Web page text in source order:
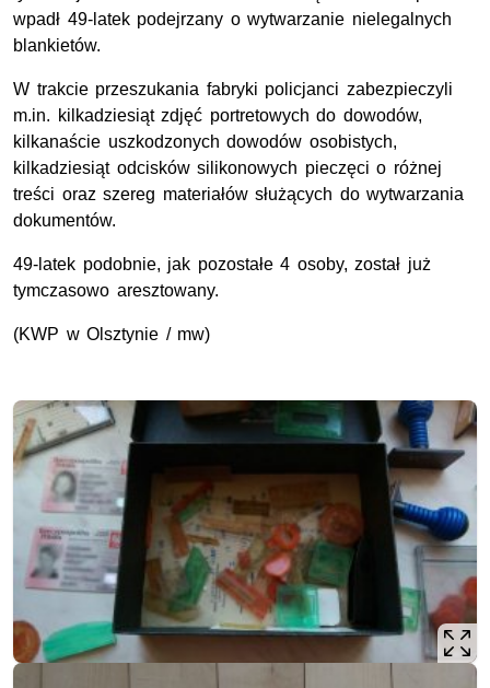
wpadł 49-latek podejrzany o wytwarzanie nielegalnych
blankietów.
W trakcie przeszukania fabryki policjanci zabezpieczyli
m.in. kilkadziesiąt zdjęć portretowych do dowodów,
kilkanaście uszkodzonych dowodów osobistych,
kilkadziesiąt odcisków silikonowych pieczęci o różnej
treści oraz szereg materiałów służących do wytwarzania
dokumentów.
49-latek podobnie, jak pozostałe 4 osoby, został już
tymczasowo aresztowany.
(KWP w Olsztynie / mw)